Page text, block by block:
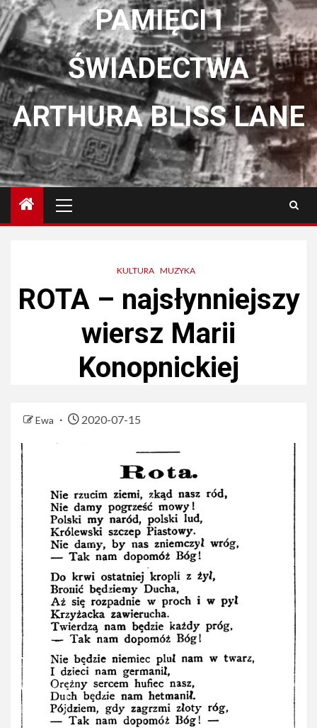
PAMIĘCI I
ŚWIADECTWA
ARTHURA BLISS LANE
główne
KULTURA MUZYKA
ROTA – najsłynniejszy
wiersz Marii
Konopnickiej
Ewa 2020-07-15